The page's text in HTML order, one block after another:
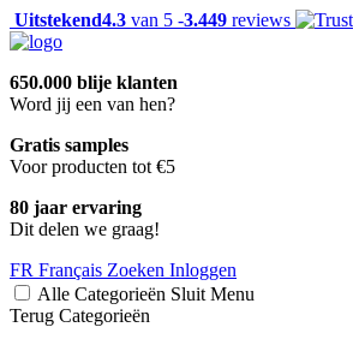
Uitstekend4.3 van 5 -3.449 reviews
650.000 blije klanten
Word jij een van hen?
Gratis samples
Voor producten tot €5
80 jaar ervaring
Dit delen we graag!
FR Français Zoeken Inloggen
Alle Categorieën Sluit Menu
Terug Categorieën